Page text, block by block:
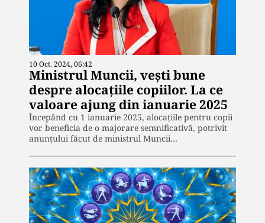
10 Oct. 2024, 06:42
Ministrul Muncii, vești bune
despre alocațiile copiilor. La ce
valoare ajung din ianuarie 2025
Începând cu 1 ianuarie 2025, alocațiile pentru copii
vor beneficia de o majorare semnificativă, potrivit
anunțului făcut de ministrul Muncii…